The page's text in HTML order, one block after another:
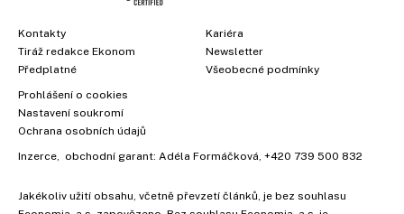
Kontakty
Tiráž redakce Ekonom
Předplatné
Kariéra
Newsletter
Všeobecné podmínky
Prohlášení o cookies
Nastavení soukromí
Ochrana osobních údajů
Inzerce , obchodní garant: Adéla Formáčková +420 739 500 832
Jakékoliv užití obsahu, včetně převzetí článků, je bez souhlasu